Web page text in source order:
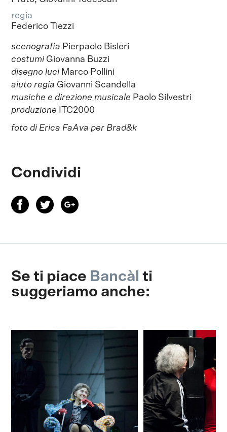
regia
Federico Tiezzi
scenografia Pierpaolo Bisleri
costumi Giovanna Buzzi
disegno luci Marco Pollini
aiuto regia Giovanni Scandella
musiche e direzione musicale Paolo Silvestri
produzione ITC2000
foto di Erica FaAva per Brad&k
Condividi
Se ti piace Bancàl ti
suggeriamo anche: